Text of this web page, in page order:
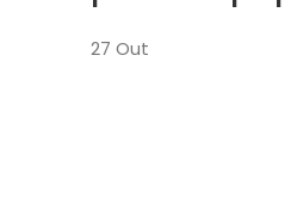
27 Out